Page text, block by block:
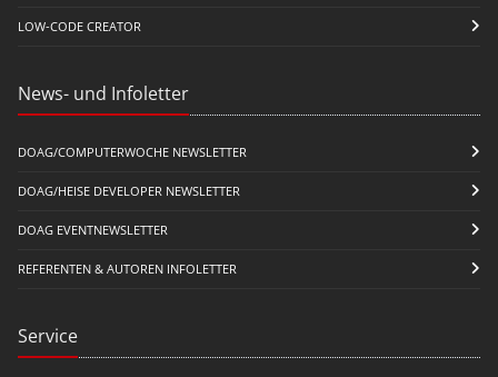
LOW-CODE CREATOR
News- und Infoletter
DOAG/COMPUTERWOCHE NEWSLETTER
DOAG/HEISE DEVELOPER NEWSLETTER
DOAG EVENTNEWSLETTER
REFERENTEN & AUTOREN INFOLETTER
Service